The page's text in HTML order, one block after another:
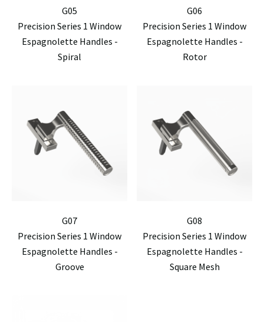
G05
Precision Series 1 Window
Espagnolette Handles -
Spiral
G06
Precision Series 1 Window
Espagnolette Handles -
Rotor
G07
Precision Series 1 Window
Espagnolette Handles -
Groove
G08
Precision Series 1 Window
Espagnolette Handles -
Square Mesh